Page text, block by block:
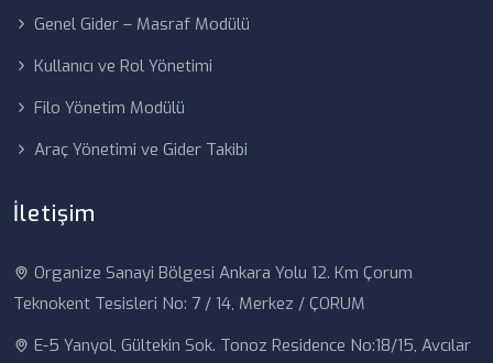
Genel Gider – Masraf Modülü
Kullanıcı ve Rol Yönetimi
Filo Yönetim Modülü
Araç Yönetimi ve Gider Takibi
İletişim
Organize Sanayi Bölgesi Ankara Yolu 12. Km Çorum
Teknokent Tesisleri No: 7 / 14, Merkez / ÇORUM
E-5 Yanyol, Gültekin Sok. Tonoz Residence No:18/15, Avcılar